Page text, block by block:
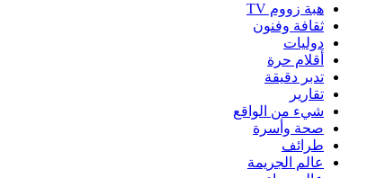
هبة زووم TV
ثقافة وفنون
دوليات
أقلام حرة
تدبر دقيقة
تقارير
شيء من الواقع
صحة وأسرة
طرائف
عالم الجريمة